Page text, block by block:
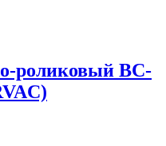
роликовый BC-